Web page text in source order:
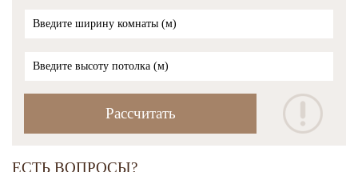
ЕСТЬ ВОПРОСЫ?